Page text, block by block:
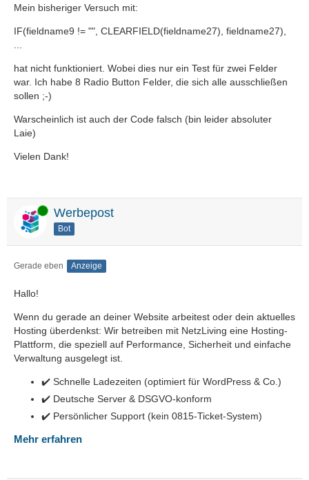
Mein bisheriger Versuch mit:
IF(fieldname9 != "", CLEARFIELD(fieldname27), fieldname27),
hat nicht funktioniert. Wobei dies nur ein Test für zwei Felder
war. Ich habe 8 Radio Button Felder, die sich alle ausschließen
sollen ;-)
Warscheinlich ist auch der Code falsch (bin leider absoluter
Laie)
Vielen Dank!
Online Werbepost
Bot
Gerade eben Anzeige
Hallo!
Wenn du gerade an deiner Website arbeitest oder dein aktuelles
Hosting überdenkst: Wir betreiben mit NetzLiving eine Hosting-
Plattform, die speziell auf Performance, Sicherheit und einfache
Verwaltung ausgelegt ist.
✔️ Schnelle Ladezeiten (optimiert für WordPress & Co.)
✔️ Deutsche Server & DSGVO-konform
✔️ Persönlicher Support (kein 0815-Ticket-System)
Mehr erfahren